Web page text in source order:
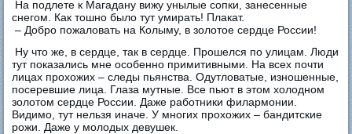
На подлете к Магадану вижу унылые сопки, занесенные
снегом. Как тошно было тут умирать! Плакат.
– Добро пожаловать на Колыму, в золотое сердце России!
Ну что же, в сердце, так в сердце. Прошелся по улицам. Люди
тут показались мне особенно примитивными. На всех почти
лицах прохожих – следы пьянства. Одутловатые, изношенные,
посеревшие лица. Глаза мутные. Все пьют в этом холодном
золотом сердце России. Даже работники филармонии.
Видимо, тут нельзя иначе. У многих прохожих – бандитские
рожи. Даже у молодых девушек.